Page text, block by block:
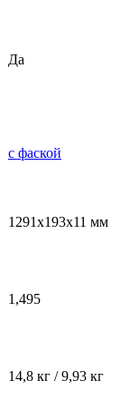
Да
с фаской
1291х193х11 мм
1,495
14,8 кг / 9,93 кг